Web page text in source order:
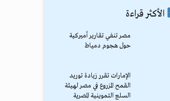
الأكثر قراءة
مصر تنفي تقارير أميركية
حول هجوم دمياط
الإمارات تقرر زيادة توريد
القمح المزروع في مصر لهيئة
السلع التموينية المصرية